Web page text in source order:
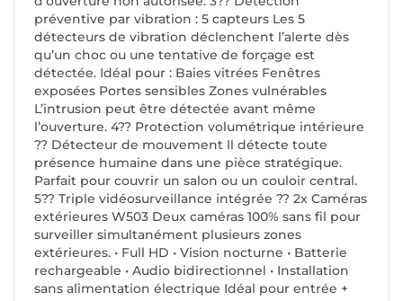
préventive par vibration : 5 capteurs Les 5
détecteurs de vibration déclenchent l’alerte dès
qu’un choc ou une tentative de forçage est
détectée. Idéal pour : Baies vitrées Fenêtres
exposées Portes sensibles Zones vulnérables
L’intrusion peut être détectée avant même
l’ouverture. 4?? Protection volumétrique intérieure
?? Détecteur de mouvement Il détecte toute
présence humaine dans une pièce stratégique.
Parfait pour couvrir un salon ou un couloir central.
5?? Triple vidéosurveillance intégrée ?? 2x Caméras
extérieures W503 Deux caméras 100% sans fil pour
surveiller simultanément plusieurs zones
extérieures. • Full HD • Vision nocturne • Batterie
rechargeable • Audio bidirectionnel • Installation
sans alimentation électrique Idéal pour entrée +